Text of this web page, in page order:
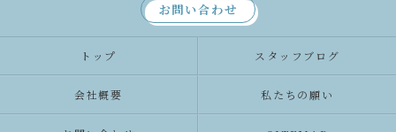
お問い合わせ
トップ スタッフブログ
会社概要 私たちの願い